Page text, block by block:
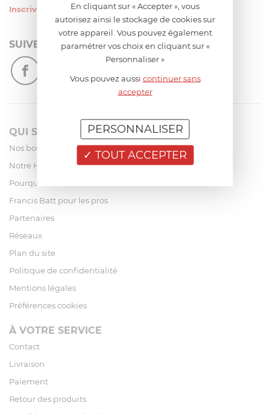
Inscrivez-vous à notre newsletter
SUIVEZ-NOUS
QUI SOMMES-NOUS?
Nos boutiques
Notre Histoire
Pourquoi acheter chez Francis Batt ?
Francis Batt pour les pros
Partenaires
Réseaux
Plan du site
Politique de confidentialité
Mentions légales
Préférences cookies
À VOTRE SERVICE
Contact
Livraison
Paiement
Retour des produits
En cliquant sur « Accepter », vous
autorisez ainsi le stockage de cookies sur
votre appareil. Vous pouvez également
paramétrer vos choix en cliquant sur «
Personnaliser »
Vous pouvez aussi continuer sans
accepter
TOUT ACCEPTER
PERSONNALISER